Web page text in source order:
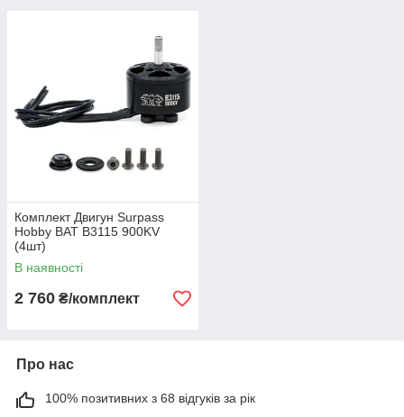
Комплект Двигун Surpass
Hobby BAT B3115 900KV
(4шт)
В наявності
2 760 ₴/комплект
Про нас
100% позитивних з 68 відгуків за рік